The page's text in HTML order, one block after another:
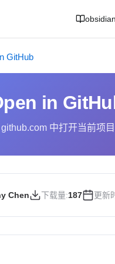
GitHub
in
中打开当前项目
Chen 下载量:187 更新